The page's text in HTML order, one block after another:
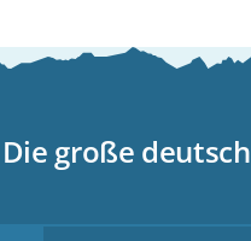
Die große